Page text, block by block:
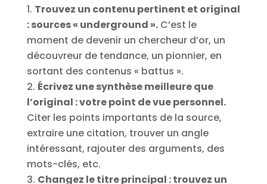
Trouvez un contenu pertinent et original
: sources « underground ».C’est le
moment de devenir un chercheur d’or, un
découvreur de tendance, un pionnier, en
sortant des contenus « battus ».
Écrivez une synthèse meilleure que
l’original : votre point de vue personnel.
Citer les points importants de la source,
extraire une citation, trouver un angle
intéressant, rajouter des arguments, des
mots-clés, etc.
Changez le titre principal : trouvez un